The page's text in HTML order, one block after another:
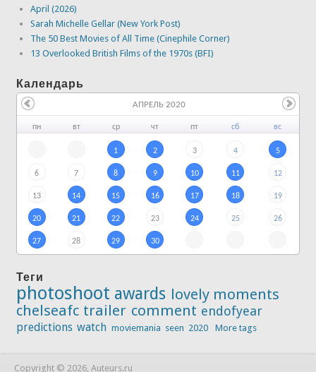
April (2026)
Sarah Michelle Gellar (New York Post)
The 50 Best Movies of All Time (Cinephile Corner)
13 Overlooked British Films of the 1970s (BFI)
Календарь
пн вт ср чт пт сб вс
1 2 3 4 5
6 7 8 9 10 11 12
13 14 15 16 17 18 19
20 21 22 23 24 25 26
27 28 29 30
АПРЕЛЬ 2020
Теги
photoshoot awards lovely moments
chelseafc trailer comment endofyear
predictions watch moviemania seen 2020 More tags
Copyright © 2026, Auteurs.ru